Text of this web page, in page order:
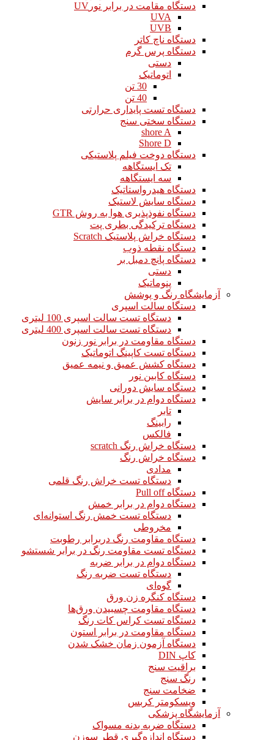
دستگاه مقامت در برابر نورUV
UVA
UVB
دستگاه ناچ کاتر
دستگاه پرس گرم
دستی
اتوماتیک
30 تن
40 تن
دستگاه تست پایداری حرارتی
دستگاه سختی سنج
shore A
Shore D
دستگاه دوخت فیلم پلاستیکی
تک ایستگاهه
سه ایستگاهه
دستگاه هیدرواستاتیک
دستگاه سایش لاستیک
دستگاه نفوذپذیری هوا به روش GTR
دستگاه ترکیدگی بطری پت
دستگاه خراش پلاستیک Scratch
دستگاه نقطه ذوب
دستگاه پانچ دمبل بر
دستی
پنوماتیک
آزمایشگاه رنگ و پوشش
دستگاه سالت اسپری
دستگاه تست سالت اسپری 100 لیتری
دستگاه تست سالت اسپری 400 لیتری
دستگاه مقاومت در برابر نور زنون
دستگاه تست کاپینگ اتوماتیک
دستگاه کشش عمیق و نیمه عمیق
دستگاه کابین نور
دستگاه سایش دورانی
دستگاه دوام در برابر سایش
تابر
رابینگ
فالکس
دستگاه خراش رنگ scratch
دستگاه خراش رنگ
مدادی
دستگاه تست خراش رنگ قلمی
دستگاه Pull off
دستگاه دوام در برابر خمش
دستگاه تست خمش رنگ استوانه‌ای
مخروطی
دستگاه مقاومت رنگ دربرابر رطوبت
دستگاه تست مقاومت رنگ در برابر شستشو
دستگاه دوام در برابر ضربه
دستگاه تست ضربه رنگ
گوه‌ای
دستگاه کنگره زن ورق
دستگاه مقاومت چسبیدن ورق‌ها
دستگاه تست کراس کات رنگ
دستگاه مقاومت در برابر استون
دستگاه آزمون زمان خشک شدن
کاپ DIN
براقیت سنج
رنگ سنج
ضخامت سنج
ویسکومتر کربس
آزمایشگاه پزشکی
دستگاه ضربه بدنه مسواک
دستگاه اندازه‌گیری قطر سوزن